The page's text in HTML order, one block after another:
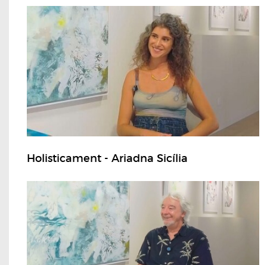
Holisticament - Ariadna Sicília